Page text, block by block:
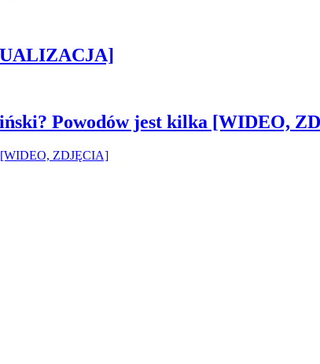
Powodów jest kilka [WIDEO,